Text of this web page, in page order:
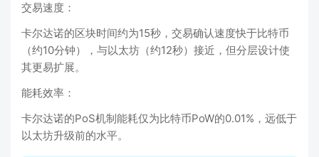
‌交易速度‌：
卡尔达诺的区块时间约为15秒，交易确认速度快于比特币
（约10分钟）‌，与以太坊（约12秒）接近，但分层设计使
其更易扩展‌。
‌能耗效率‌：
卡尔达诺的PoS机制能耗仅为比特币PoW的0.01%，远低于
以太坊升级前的水平‌。